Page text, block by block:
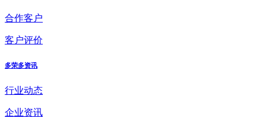
合作客户
客户评价
多荣多资讯
行业动态
企业资讯